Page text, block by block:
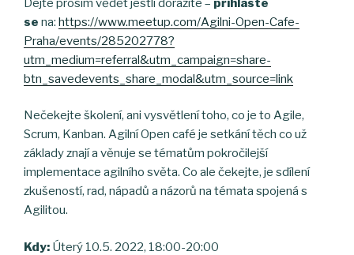
Dejte prosím vědět jestli dorazíte – přihlaste
se na: https://www.meetup.com/Agilni-Open-Cafe-
Praha/events/285202778?
utm_medium=referral&utm_campaign=share-
btn_savedevents_share_modal&utm_source=link
Nečekejte školení, ani vysvětlení toho, co je to Agile,
Scrum, Kanban. Agilní Open café je setkání těch co už
základy znají a věnuje se tématům pokročilejší
implementace agilního světa. Co ale čekejte, je sdílení
zkušeností, rad, nápadů a názorů na témata spojená s
Agilitou.
Kdy: Úterý 10.5. 2022, 18:00-20:00